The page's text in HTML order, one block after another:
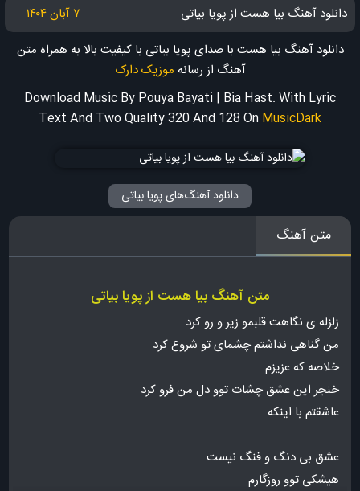
دانلود آهنگ بیا هست از پویا بیاتی
۷ آبان ۱۴۰۴
دانلود آهنگ بیا هست با صدای پویا بیاتی با کیفیت بالا به همراه متن
آهنگ از رسانه موزیک دارک
Download Music By Pouya Bayati | Bia Hast. With Lyric
Text And Two Quality 320 And 128 On MusicDark
دانلود آهنگ‌های پویا بیاتی
متن آهنگ
متن آهنگ بیا هست از پویا بیاتی
زلزله ی نگاهت قلبمو زیر و رو کرد
من گناهی نداشتم چشمای تو شروع کرد
خلاصه که عزیزم
خنجر این عشق چشات توو دل من فرو کرد
عاشقتم با اینکه
عشق بی دنگ و فنگ نیست
هیشکی توو روزگارم